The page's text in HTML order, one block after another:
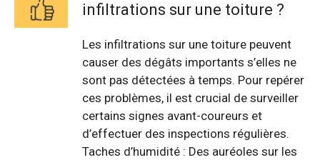
infiltrations sur une toiture ?
Les infiltrations sur une toiture peuvent
causer des dégâts importants s’elles ne
sont pas détectées à temps. Pour repérer
ces problèmes, il est crucial de surveiller
certains signes avant-coureurs et
d’effectuer des inspections régulières.
Taches d’humidité : Des auréoles sur les